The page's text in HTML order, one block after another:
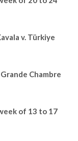
v. Türkiye
Chambre
of 13 to 17